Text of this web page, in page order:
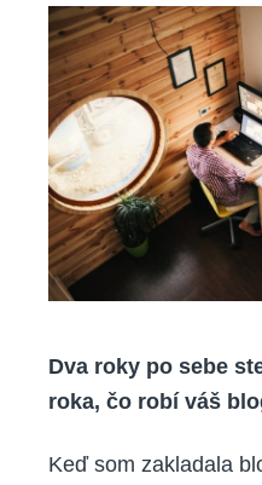
Dva roky po sebe
roka, čo robí váš
Keď som zakladala